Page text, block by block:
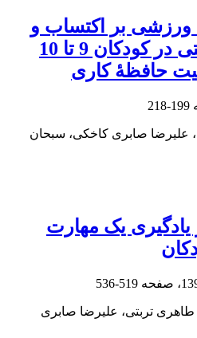
ورزشی بر اکتساب و
یادداری مهارت حرکتی در کودکان 9 تا 10
حافظۀ کاری
199-218
علیرضا صابری کاخکی، سبحان
یادگیری یک مهارت
519-536
تربتی، علیرضا صابری